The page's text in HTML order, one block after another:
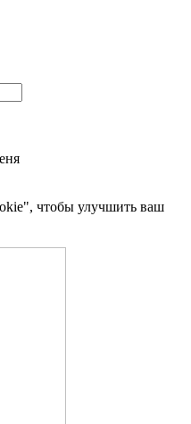
чтобы улучшить ваш